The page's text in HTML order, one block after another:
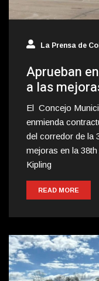
La Prensa de
Aprueban
a las
El Concejo
enmienda
del corredor de la
mejoras en la
Kipling
READ MORE